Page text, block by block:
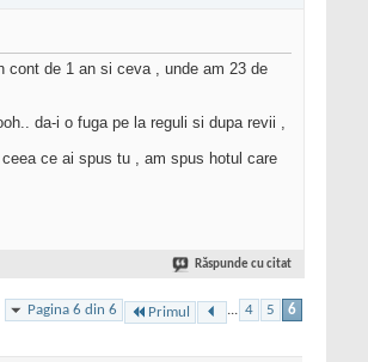
de 1 an si ceva , unde am 23 de
da-i o fuga pe la reguli si dupa revii ,
ce ai spus tu , am spus hotul care
Răspunde cu citat
Pagina 6 din 6 Primul ... 4 5 6